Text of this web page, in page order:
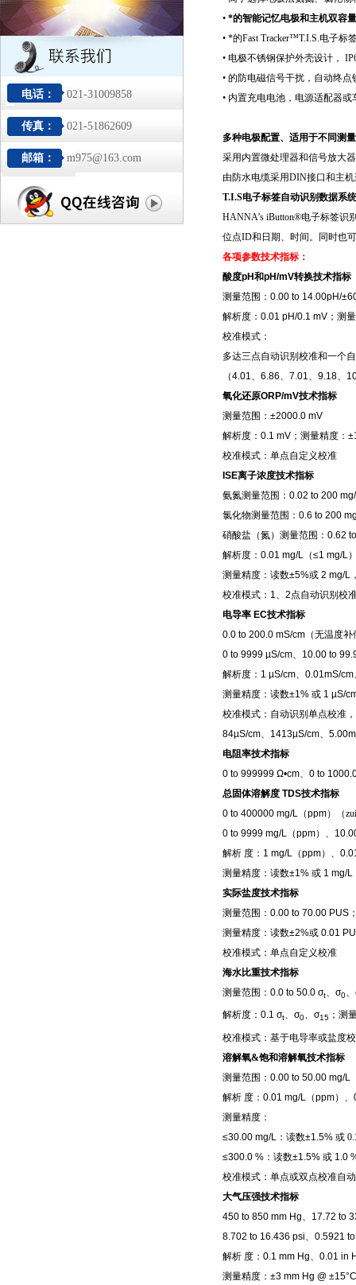
电话： 021-31009858
传真： 021-51862609
邮箱： m975@163.com
• *的智能记忆电极和主机双容
• *的Fast Tracker™T.I.S.电子标
• 电极不锈钢保护外壳设计，
• 的防电磁信号干扰，自动终
• 内置充电电池，电源适配器
多种电极配置、适用于不同测
采用内置微处理器和信号放大
由防水电缆采用DIN接口和主
T.I.S电子标签自动识别数据系统
HANNA’s iButton®电子标签识
位点ID和日期、时间。同时也
各项参数技术指标：
酸度pH和pH/mV转换技术指标
测量范围 ： 0.00 to 14.00pH/
解析度： 0.01 pH/0.1 mV ；测
校准模式：
多达三点自动识别校准和一个
（4.01、 6.86、 7.01、 9.18、
氧化还原ORP/mV技术指标
测量范围： ±2000.0 mV
解析度： 0.1 mV ；测量精度：
校准模式：单点自定义校准
ISE离子浓度技术指标
氨氮测量范围： 0.02 to 200
氯化物测量范围： 0.6 to 200
硝酸盐（氮）测量范围： 0.62
解析度： 0.01 mg/L （≤1 mg/L
测量精度：读数±5%或 2 mg/L
校准模式： 1、 2点自动识别校
电导率 EC技术指标
0.0 to 200.0 mS/cm （无温度
0 to 9999 µS/cm、 10.00 to
解析度： 1 µS/cm、 0.01mS/cm
测量精度：读数±1% 或 1 µS/
校准模式：自动识别单点校准
84µS/cm、 1413µS/cm、
电阻率技术指标
0 to 999999 Ω•cm、 0 to
总固体溶解度 TDS技术指标
0 to 400000 mg/L （ppm）（
0 to 9999 mg/L （ppm）、
解析 度： 1 mg/L （ppm）、
测量精度：读数±1% 或 1 mg/L
实际盐度技术指标
测量范围： 0.00 to 70.00 PUS
测量精度：读数±2%或 0.01
校准模式：单点自定义校准
海水比重技术指标
测量范围： 0.0 to 50.0 σt、 σ0、
解析度： 0.1 σt、 σ0、 σ15 ；测
校准模式：基于电导率或盐度
溶解氧&饱和溶解氧技术指标
测量范围： 0.00 to 50.00 mg/L
解析 度： 0.01 mg/L （ppm）、
测量精度：
≤30.00 mg/L
：读数±1.5% 或 0.
≤300.0 % ：读数±1.5% 或 1.0
校准模式：单点或双点校准自
大气压强技术指标
450 to 850 mm Hg
17.72 to
8.702 to 16.436 psi
0.5921
解析 度： 0.1 mm Hg
0.01 in
测量精度： ±3 mm Hg @ ±15°C